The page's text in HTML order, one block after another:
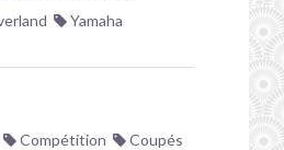
Yamaha
Compétition
Coupés